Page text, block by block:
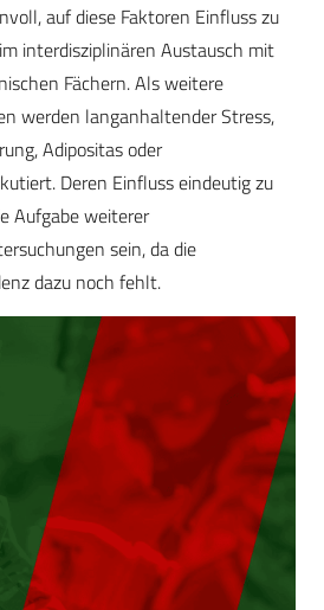
auf diese Faktoren Einfluss zu
interdisziplinären Austausch mit
Fächern. Als weitere
werden langanhaltender Stress,
Adipositas oder
Deren Einfluss eindeutig zu
Aufgabe weiterer
sein, da die
dazu noch fehlt.